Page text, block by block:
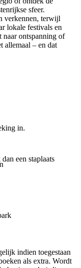
sfeer.
verkennen, terwijl
lokale festivals en
naar ontspanning of
– en dat
indien toegestaan
als extra. Wordt
in.
een staplaats